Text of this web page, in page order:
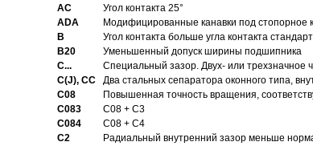
AC
Угол контакта 25°
ADA
Модифицированные канавки под стопорное
B
Угол контакта больше угла контакта
B20
Уменьшенный допуск ширины подшипника
C...
Специальный зазор. Двух- или трехзначное
C(J), CC
Два стальных сепаратора оконного типа,
C08
Повышенная точность вращения,
C083
C08 + C3
C084
C08 + C4
C2
Pадиальный внутренний зазор меньше